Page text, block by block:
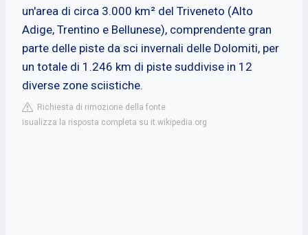
un'area di circa 3.000 km² del Triveneto (Alto
Adige, Trentino e Bellunese), comprendente gran
parte delle piste da sci invernali delle Dolomiti, per
un totale di 1.246 km di piste suddivise in 12
diverse zone sciistiche.
Richiesta di rimozione della fonte
isualizza la risposta completa su it.wikipedia.org